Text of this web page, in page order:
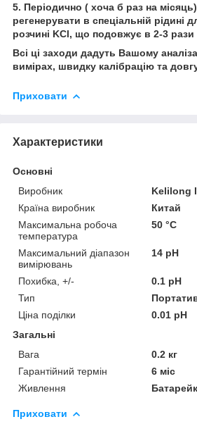
5. Періодично ( хоча б раз на
регенерувати в спеціальній рідині
розчині KCl, що подовжує в 2-3 рази
Всі ці заходи дадуть Вашому
вимірах, швидку калібрацію та
Приховати
Характеристики
Основні
Виробник
Kelilong
Країна виробник
Китай
Максимальна робоча
температура
50 °С
Максимальний діапазон
вимірювань
14 pH
Похибка, +/-
0.1 pH
Тип
Ціна поділки
0.01 pH
Загальні
Вага
0.2 кг
Гарантійний термін
6 міс
Живлення
Приховати